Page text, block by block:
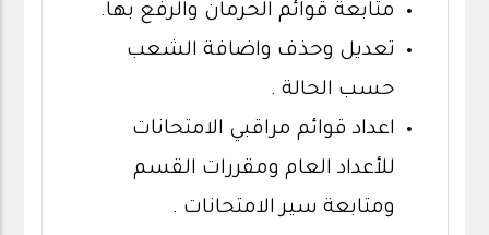
متابعة قوائم الحرمان والرفع بها.
تعديل وحذف واضافة الشعب
حسب الحالة .
اعداد قوائم مراقبي الامتحانات
للأعداد العام ومقررات القسم
ومتابعة سير الامتحانات .